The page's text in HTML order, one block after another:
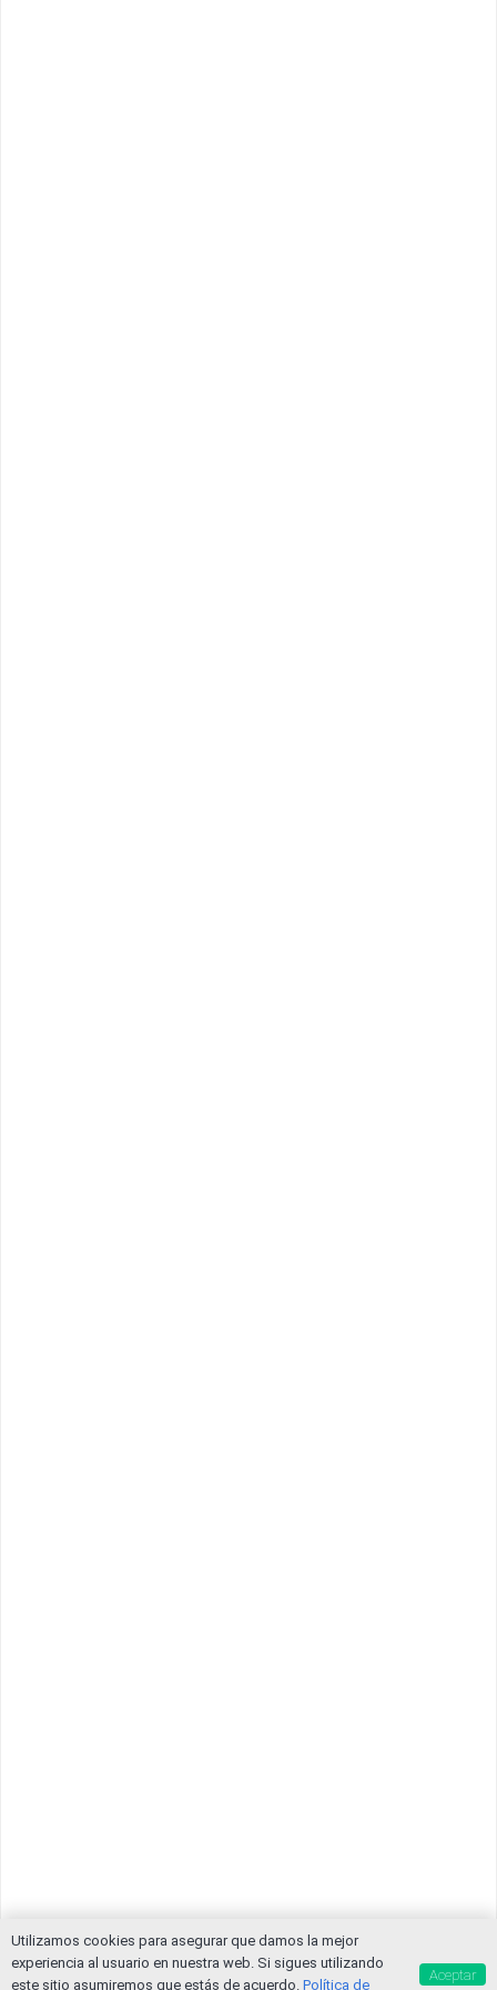
Utilizamos cookies para asegurar que damos la mejor
experiencia al usuario en nuestra web. Si sigues utilizando
este sitio asumiremos que estás de acuerdo. Política de
Aceptar